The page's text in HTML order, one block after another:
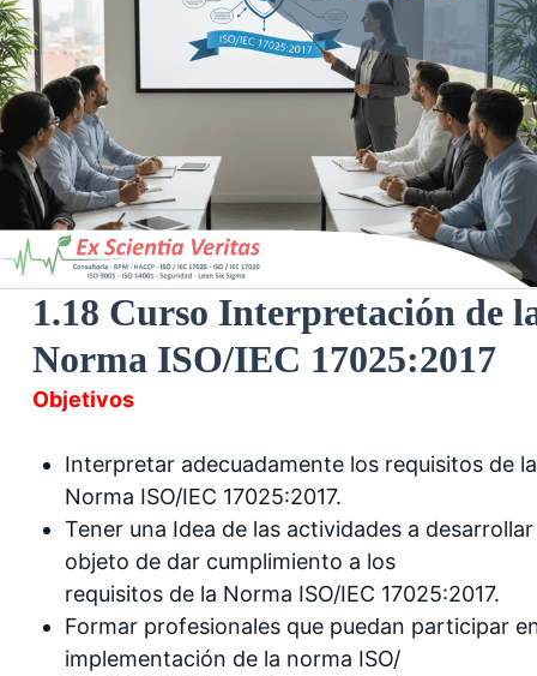
1.18 Curso Interpretación de
Norma ISO/IEC 17025:2017
Objetivos
Interpretar adecuadamente los requisitos de la
Norma ISO/IEC 17025:2017.
Tener una Idea de las actividades a
objeto de dar cumplimiento a los
requisitos de la Norma ISO/IEC 17025:2017.
Formar profesionales que puedan participar
implementación de la norma ISO/